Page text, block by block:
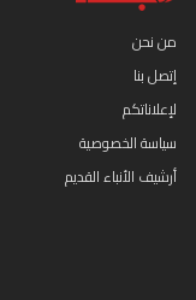
من نحن
إتصل بنا
لإعلاناتكم
سياسة الخصوصية
أرشيف الأنباء القديم